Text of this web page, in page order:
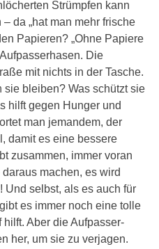
Strümpfen kann
da „hat man mehr frische
Papieren? „Ohne Papiere
Die
mit nichts in der Tasche.
bleiben? Was schützt sie
hilft gegen Hunger und
man jemandem, der
damit es eine bessere
zusammen, immer voran
machen, es wird
Und selbst, als es auch für
es immer noch eine tolle
Aber die Aufpasser-
her, um sie zu verjagen.